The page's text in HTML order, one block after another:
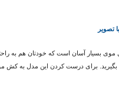
تصویر
بسیار آسان است که خودتان هم به
بگیرید. برای درست کردن این مدل به کش